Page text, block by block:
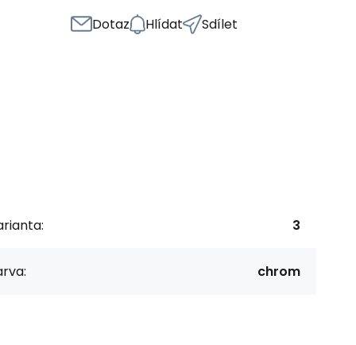
Dotaz Hlídat Sdílet
3
chrom